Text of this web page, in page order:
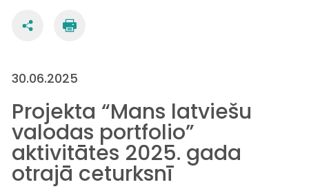
30.06.2025
Projekta “Mans latviešu
valodas portfolio”
aktivitātes 2025. gada
otrajā ceturksnī